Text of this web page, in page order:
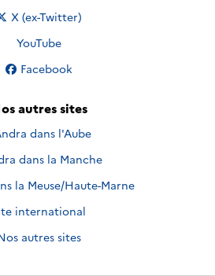
Nous suivre sur
X (ex-Twitter)
Nous suivre sur
YouTube
Nous suivre sur
Facebook
autres sites
dans l'Aube
dans la Manche
la Meuse/Haute-Marne
international
autres sites